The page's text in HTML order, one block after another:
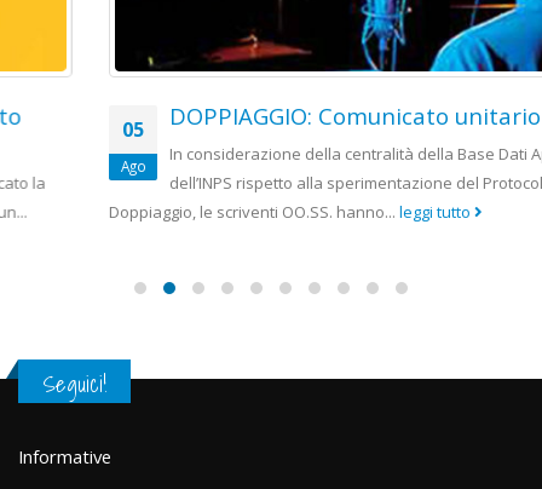
DOPPIAGGIO: Comunicato unitario
In considerazione della centralità della Base Dati Appalti
dell’INPS rispetto alla sperimentazione del Protocollo
Doppiaggio, le scriventi OO.SS. hanno...leggi tutto
Seguici!